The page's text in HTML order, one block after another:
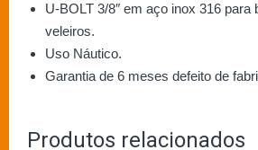
U-BOLT 3/8″ em aço inox 316 para
veleiros.
Uso Náutico.
Garantia de 6 meses defeito de
Produtos relacionados